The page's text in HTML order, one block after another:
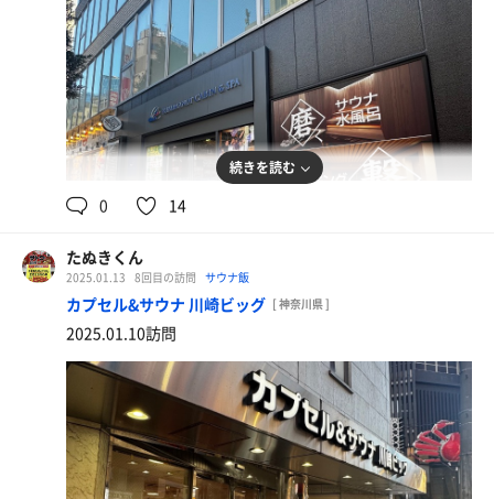
名物辛口カレーうどん
＋ごはん（小盛）＋おつまみチャーシュー（中）
続きを読む
0 14
たぬきくん
2025.01.13 8回目の訪問 サウナ飯
カプセル&サウナ 川崎ビッグ [ 神奈川県 ]
2025.01.10訪問